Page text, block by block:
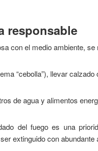
responsable
con el medio ambiente,
“cebolla”), llevar
de agua y alimentos
del fuego es una
extinguido con abundante